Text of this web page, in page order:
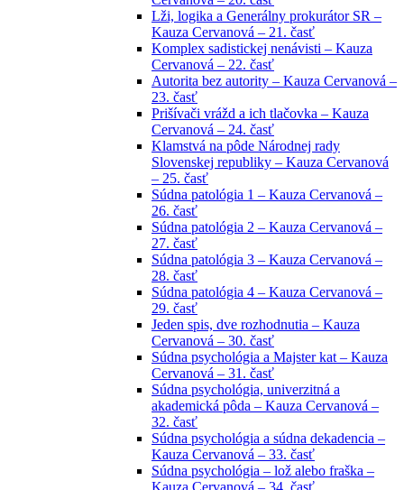
Lži, logika a Generálny prokurátor SR –
Kauza Cervanová – 21. časť
Komplex sadistickej nenávisti – Kauza
Cervanová – 22. časť
Autorita bez autority – Kauza Cervanová –
23. časť
Prišívači vrážd a ich tlačovka – Kauza
Cervanová – 24. časť
Klamstvá na pôde Národnej rady
Slovenskej republiky – Kauza Cervanová
– 25. časť
Súdna patológia 1 – Kauza Cervanová –
26. časť
Súdna patológia 2 – Kauza Cervanová –
27. časť
Súdna patológia 3 – Kauza Cervanová –
28. časť
Súdna patológia 4 – Kauza Cervanová –
29. časť
Jeden spis, dve rozhodnutia – Kauza
Cervanová – 30. časť
Súdna psychológia a Majster kat – Kauza
Cervanová – 31. časť
Súdna psychológia, univerzitná a
akademická pôda – Kauza Cervanová –
32. časť
Súdna psychológia a súdna dekadencia –
Kauza Cervanová – 33. časť
Súdna psychológia – lož alebo fraška –
Kauza Cervanová – 34. časť